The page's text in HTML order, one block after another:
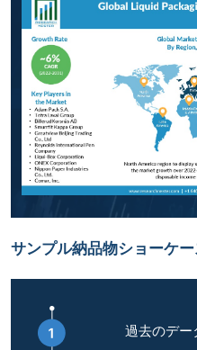
サンプル納品物ショーケー
過去のデー